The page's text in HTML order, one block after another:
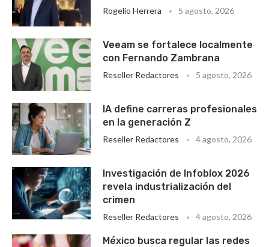
Rogelio Herrera 5 agosto, 2026
Veeam se fortalece localmente
con Fernando Zambrana
Reseller Redactores 5 agosto, 2026
IA define carreras profesionales
en la generación Z
Reseller Redactores 4 agosto, 2026
Investigación de Infoblox 2026
revela industrialización del
crimen
Reseller Redactores 4 agosto, 2026
México busca regular las redes